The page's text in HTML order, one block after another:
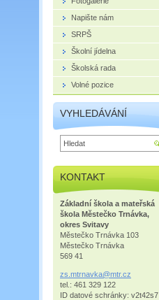
Napište nám
SRPŠ
Školní jídelna
Školská rada
Volné pozice
VYHLEDÁVÁNÍ
KONTAKT
Základní škola a mateřská
škola Městečko Trnávka,
okres Svitavy
Městečko Trnávka 103
Městečko Trnávka
569 41
zs.mtrnavka@mtr.cz
tel.: 461 329 122
ID datové schránky: v2t42s7